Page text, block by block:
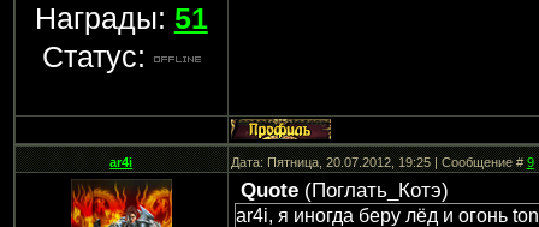
Награды: 51
Статус:
ar4i Дата: Пятница, 20.07.2012, 19:25 | Сообщение #9
Quote(Поглать_Котэ)
ar4i, я иногда беру лёд и огонь